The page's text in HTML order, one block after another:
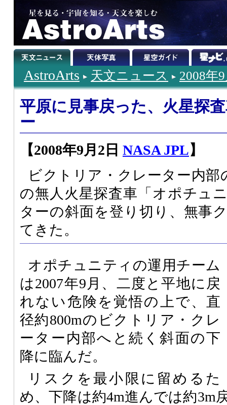
AstroArts 天文ニュース 2008年
平原に見事戻った、火星探
ー
【2008年9月2日 NASA JPL】
ビクトリア・クレーター内部
の無人火星探査車「オポチュ
ターの斜面を登り切り、無事
てきた。
オポチュニティの運用チーム
は2007年9月、二度と平地に戻
れない危険を覚悟の上で、直
径約800mのビクトリア・クレ
ーター内部へと続く斜面の下
降に臨んだ。
リスクを最小限に留めるた
め、下降は約4m進んでは約3m